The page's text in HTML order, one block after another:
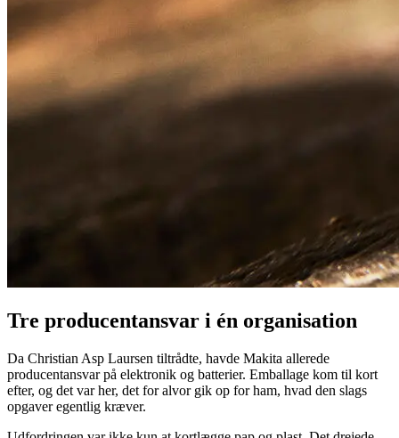
Tre producentansvar i én organisation
Da Christian Asp Laursen tiltrådte, havde Makita allerede
producentansvar på elektronik og batterier. Emballage kom til kort
efter, og det var her, det for alvor gik op for ham, hvad den slags
opgaver egentlig kræver.